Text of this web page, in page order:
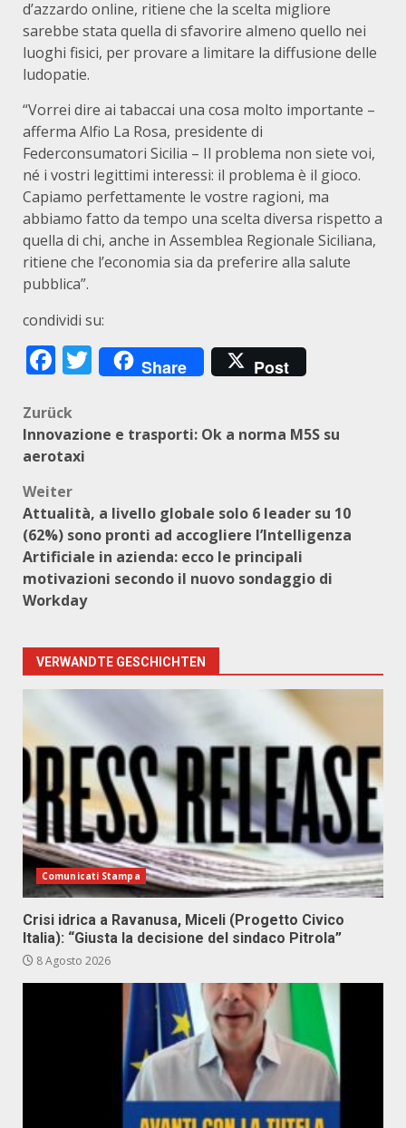
d’azzardo online, ritiene che la scelta migliore
sarebbe stata quella di sfavorire almeno quello nei
luoghi fisici, per provare a limitare la diffusione delle
ludopatie.
“Vorrei dire ai tabaccai una cosa molto importante –
afferma Alfio La Rosa, presidente di
Federconsumatori Sicilia – Il problema non siete voi,
né i vostri legittimi interessi: il problema è il gioco.
Capiamo perfettamente le vostre ragioni, ma
abbiamo fatto da tempo una scelta diversa rispetto a
quella di chi, anche in Assemblea Regionale Siciliana,
ritiene che l’economia sia da preferire alla salute
pubblica”.
condividi su:
Facebook
Twitter
Share Post
Beitragsnavigation
Zurück
Innovazione e trasporti: Ok a norma M5S su
aerotaxi
Weiter
Attualità, a livello globale solo 6 leader su 10
(62%) sono pronti ad accogliere l’Intelligenza
Artificiale in azienda: ecco le principali
motivazioni secondo il nuovo sondaggio di
Workday
VERWANDTE GESCHICHTEN
Comunicati Stampa
Crisi idrica a Ravanusa, Miceli (Progetto Civico
Italia): “Giusta la decisione del sindaco Pitrola”
8 Agosto 2026